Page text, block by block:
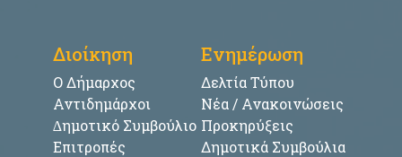
Διοίκηση
Ο Δήμαρχος
Αντιδημάρχοι
∆ημοτικό Συμβούλιο
Επιτροπές
Ενημέρωση
Δελτία Τύπου
Νέα / Ανακοινώσεις
Προκηρύξεις
Δημοτικά Συμβούλια